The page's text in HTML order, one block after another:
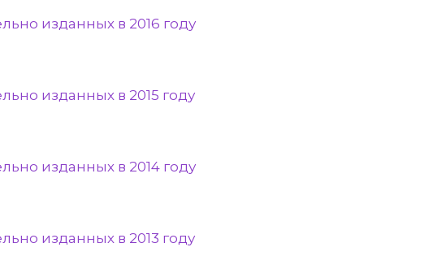
изданных в 2016 году
изданных в 2015 году
изданных в 2014 году
изданных в 2013 году